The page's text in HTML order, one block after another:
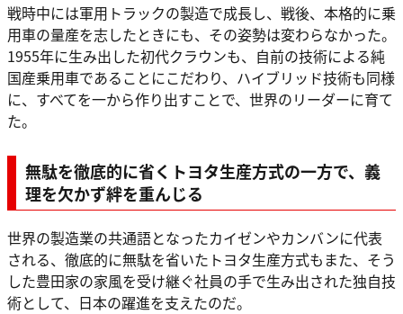
戦時中には軍用トラックの製造で成長し、戦後、本格的に乗
用車の量産を志したときにも、その姿勢は変わらなかった。
1955年に生み出した初代クラウンも、自前の技術による純
国産乗用車であることにこだわり、ハイブリッド技術も同様
に、すべてを一から作り出すことで、世界のリーダーに育て
た。
無駄を徹底的に省くトヨタ生産方式の一方で、義
理を欠かず絆を重んじる
世界の製造業の共通語となったカイゼンやカンバンに代表
される、徹底的に無駄を省いたトヨタ生産方式もまた、そう
した豊田家の家風を受け継ぐ社員の手で生み出された独自技
術として、日本の躍進を支えたのだ。